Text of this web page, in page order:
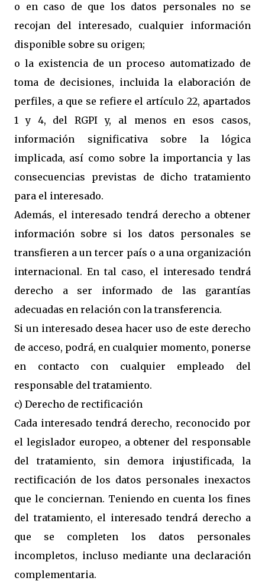
o en caso de que los datos personales no se
recojan del interesado, cualquier información
disponible sobre su origen;
o la existencia de un proceso automatizado de
toma de decisiones, incluida la elaboración de
perfiles, a que se refiere el artículo 22, apartados
1 y 4, del RGPI y, al menos en esos casos,
información significativa sobre la lógica
implicada, así como sobre la importancia y las
consecuencias previstas de dicho tratamiento
para el interesado.
Además, el interesado tendrá derecho a obtener
información sobre si los datos personales se
transfieren a un tercer país o a una organización
internacional. En tal caso, el interesado tendrá
derecho a ser informado de las garantías
adecuadas en relación con la transferencia.
Si un interesado desea hacer uso de este derecho
de acceso, podrá, en cualquier momento, ponerse
en contacto con cualquier empleado del
responsable del tratamiento.
c) Derecho de rectificación
Cada interesado tendrá derecho, reconocido por
el legislador europeo, a obtener del responsable
del tratamiento, sin demora injustificada, la
rectificación de los datos personales inexactos
que le conciernan. Teniendo en cuenta los fines
del tratamiento, el interesado tendrá derecho a
que se completen los datos personales
incompletos, incluso mediante una declaración
complementaria.